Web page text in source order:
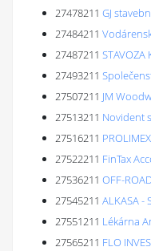
27478211 GJ
27484211
27487211 STAVOZA
27493211
27507211 JM
27513211 Novident
27516211
27522211 FinTax
27536211 OFF-
27545211 ALKASA -
27551211 Lékárna
27565211 FLO